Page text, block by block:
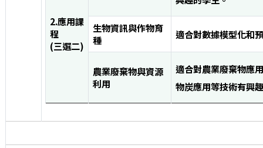
2.應用課
程
(三選二)
生物資訊與作物育
種
適合對數據模型化和
農業廢棄物與資源
利用
適合對農業廢棄物應
物炭應用等技術有興